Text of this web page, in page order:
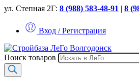
ул. Степная 2Г: 8 (988) 583-48-91 | 8
Вход / Регистрация
Поиск товаров